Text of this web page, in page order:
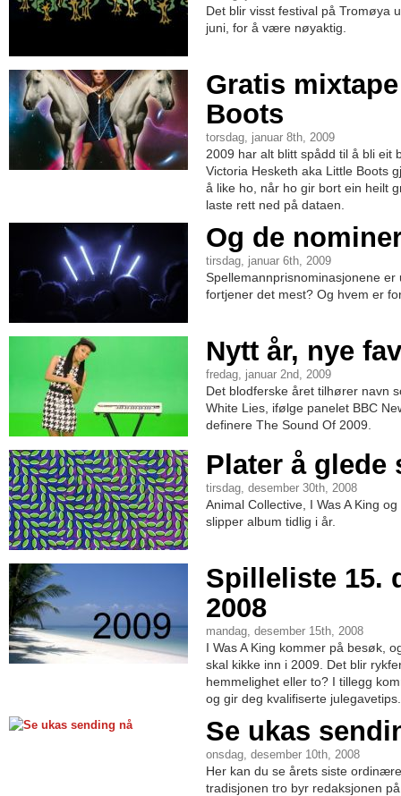
Det blir visst festival på Tromøya
juni, for å være nøyaktig.
Gratis
Boots
torsdag, januar 8th, 2009
2009 har alt blitt spådd til å bli eit
Victoria Hesketh aka Little Boots
å like ho, når ho gir bort ein heilt
laste rett ned på dataen.
Og de
tirsdag, januar 6th, 2009
Spellemannprisnominasjonene
fortjener det mest? Og hvem er
Nytt år, nye
fredag, januar 2nd, 2009
Det blodferske året tilhører navn
White Lies, ifølge panelet BBC
definere The Sound Of 2009.
Plater å glede
tirsdag, desember 30th, 2008
Animal Collective, I Was A King
slipper album tidlig i år.
Spilleliste 15.
2008
mandag, desember 15th, 2008
I Was A King kommer på besøk,
skal kikke inn i 2009. Det blir
hemmelighet eller to? I tillegg
og gir deg kvalifiserte julegavetips.
Se ukas
onsdag, desember 10th, 2008
Her kan du se årets siste
tradisjonen tro byr redaksjonen